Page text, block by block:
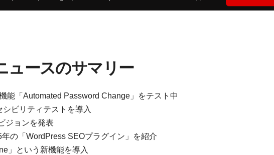
ュースのサマリー
能「Automated Password Change」をテスト中
ビリティテストを導入
ジョンを発表
の「WordPress SEOプラグイン」を紹介
」という新機能を導入